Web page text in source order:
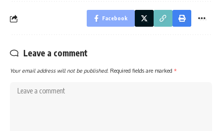
Facebook
Leave a comment
Your email address will not be published. Required fields are marked *